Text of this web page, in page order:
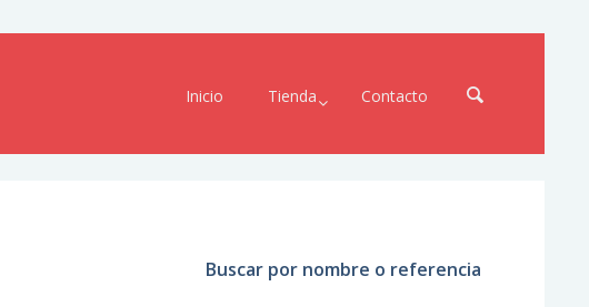
Inicio Tienda Contacto
Buscar por nombre o referencia